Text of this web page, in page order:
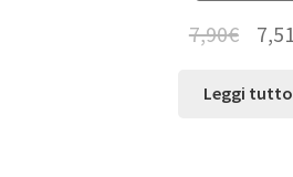
7,90€
Leggi tutto